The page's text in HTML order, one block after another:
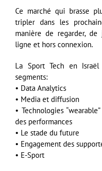
Ce marché qui brasse
tripler dans les
manière de regarder,
ligne et hors connexion.
La Sport Tech en
segments:
• Data Analytics
• Media et diffusion
• Technologies
des performances
• Le stade du future
• Engagement des
• E-Sport